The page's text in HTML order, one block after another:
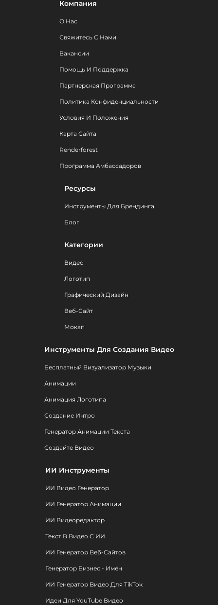
Компания
О Нас
Свяжитесь С Нами
Вакансии
Помощь И Поддержка
Партнерская Программа
Политика Конфиденциальности
Условия И Положения
Карта Сайта
Renderforest
Программа Амбассадоров
Ресурсы
Инструменты Для Брендинга
Блог
Категории
Видео
Логотип
Графический Дизайн
Веб-Сайт
Мокап
Инструменты Для Создания Видео
Бесплатный Визуализатор Музыки
Анимации
Анимация Логотипа
Создание Интро
Генератор Анимации Текста
Создайте Видео
ИИ Инструменты
ИИ Видео Генератор
ИИ Генератор Анимации
ИИ Видеоредактор
Текст В Видео С ИИ
ИИ Генератор Веб-Сайтов
Генератор Бизнес - Имён
ИИ Генератор Видео Для TikTok
Идеи Для YouTube Видео